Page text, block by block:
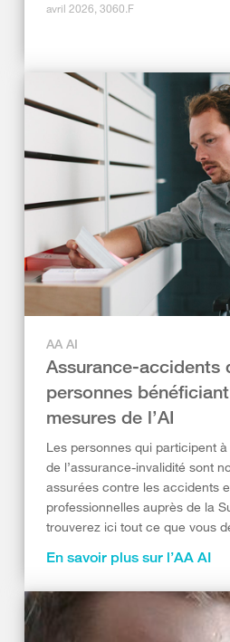
avril 2026, 3060.F
AA AI
Assurance-accidents
personnes
mesures de l’AI
Les personnes qui participent
de l’assurance-invalidité sont
assurées contre les accidents
professionnelles auprès de la
trouverez ici tout ce que vous
En savoir plus sur l’AA AI